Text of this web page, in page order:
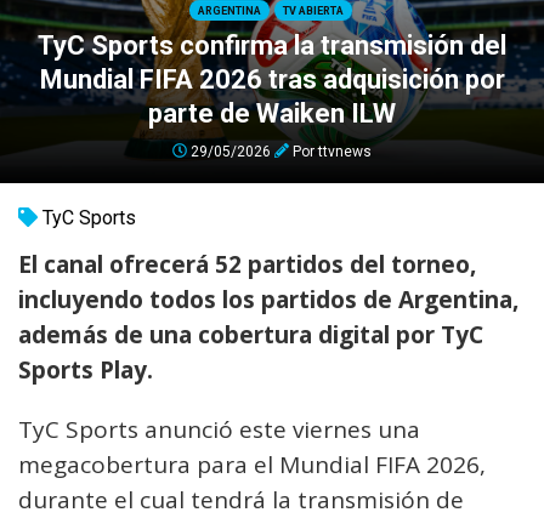
ARGENTINA TV ABIERTA
TyC Sports confirma la transmisión del
Mundial FIFA 2026 tras adquisición por
parte de Waiken ILW
29/05/2026 Porttvnews
TyC Sports
El canal ofrecerá 52 partidos del torneo,
incluyendo todos los partidos de Argentina,
además de una cobertura digital por TyC
Sports Play.
TyC Sports anunció este viernes una
megacobertura para el Mundial FIFA 2026,
durante el cual tendrá la transmisión de